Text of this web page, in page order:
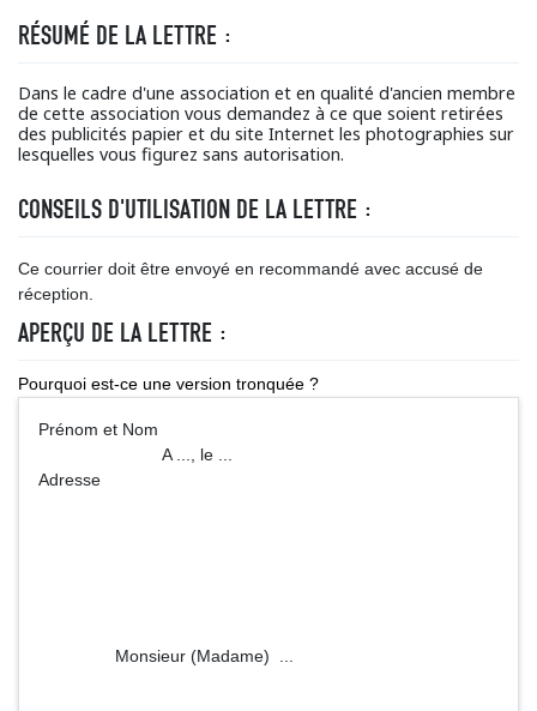
RÉSUMÉ DE LA LETTRE :
Dans le cadre d'une association et en qualité d'ancien membre
de cette association vous demandez à ce que soient retirées
des publicités papier et du site Internet les photographies sur
lesquelles vous figurez sans autorisation.
CONSEILS D'UTILISATION DE LA LETTRE :
Ce courrier doit être envoyé en recommandé avec accusé de
réception.
APERÇU DE LA LETTRE :
Pourquoi est-ce une version tronquée ?
Prénom et Nom
A ..., le ...
Adresse
Monsieur (Madame) ...